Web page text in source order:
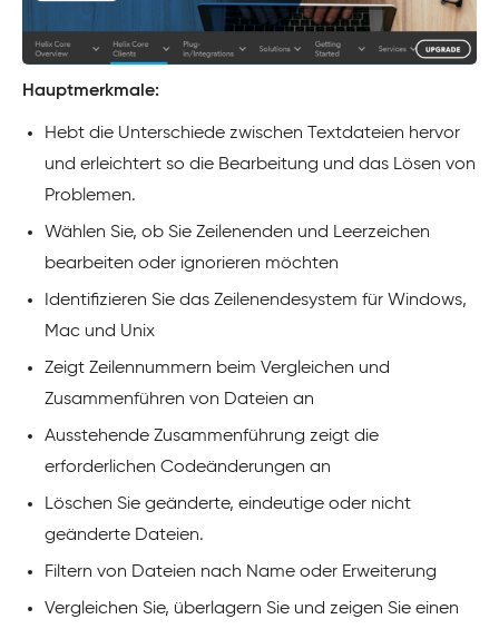
Hauptmerkmale:
Hebt die Unterschiede zwischen Textdateien hervor
und erleichtert so die Bearbeitung und das Lösen von
Problemen.
Wählen Sie, ob Sie Zeilenenden und Leerzeichen
bearbeiten oder ignorieren möchten
Identifizieren Sie das Zeilenendesystem für Windows,
Mac und Unix
Zeigt Zeilennummern beim Vergleichen und
Zusammenführen von Dateien an
Ausstehende Zusammenführung zeigt die
erforderlichen Codeänderungen an
Löschen Sie geänderte, eindeutige oder nicht
geänderte Dateien.
Filtern von Dateien nach Name oder Erweiterung
Vergleichen Sie, überlagern Sie und zeigen Sie einen